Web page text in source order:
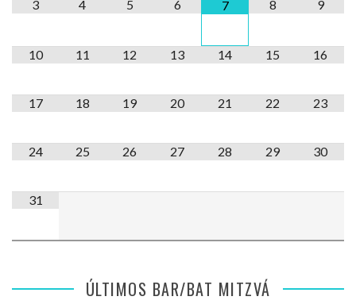
3 4 5 6 7 8 9
10 11 12 13 14 15 16
17 18 19 20 21 22 23
24 25 26 27 28 29 30
31
ÚLTIMOS BAR/BAT MITZVÁ